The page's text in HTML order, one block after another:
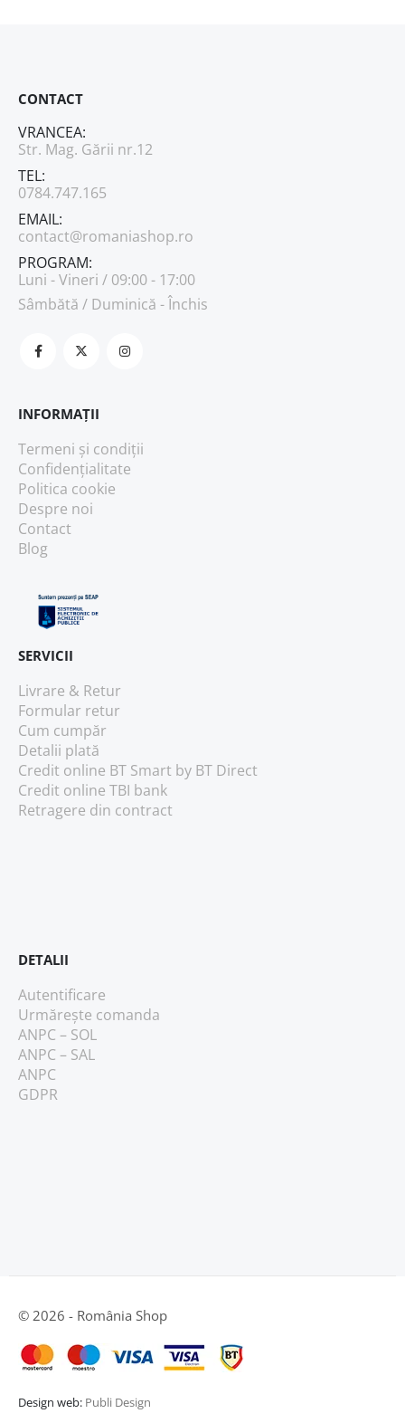
CONTACT
VRANCEA:
Str. Mag. Gării nr.12
TEL:
0784.747.165
EMAIL:
contact@romaniashop.ro
PROGRAM:
Luni - Vineri / 09:00 - 17:00
Sâmbătă / Duminică - Închis
INFORMAȚII
Termeni și condiții
Confidențialitate
Politica cookie
Despre noi
Contact
Blog
SERVICII
Livrare & Retur
Formular retur
Cum cumpăr
Detalii plată
Credit online BT Smart by BT Direct
Credit online TBI bank
Retragere din contract
DETALII
Autentificare
Urmărește comanda
ANPC – SOL
ANPC – SAL
ANPC
GDPR
© 2026 - România Shop
Design web: Publi Design